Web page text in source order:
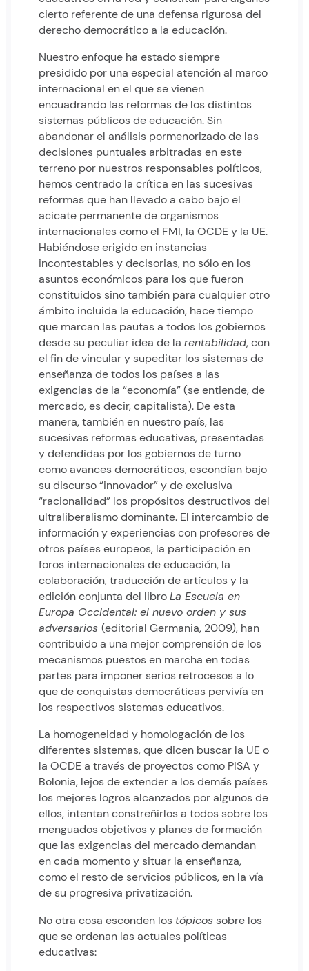
cierto referente de una defensa rigurosa del
derecho democrático a la educación.
Nuestro enfoque ha estado siempre
presidido por una especial atención al marco
internacional en el que se vienen
encuadrando las reformas de los distintos
sistemas públicos de educación. Sin
abandonar el análisis pormenorizado de las
decisiones puntuales arbitradas en este
terreno por nuestros responsables políticos,
hemos centrado la crítica en las sucesivas
reformas que han llevado a cabo bajo el
acicate permanente de organismos
internacionales como el FMI, la OCDE y la UE.
Habiéndose erigido en instancias
incontestables y decisorias, no sólo en los
asuntos económicos para los que fueron
constituidos sino también para cualquier otro
ámbito incluida la educación, hace tiempo
que marcan las pautas a todos los gobiernos
desde su peculiar idea de la rentabilidad, con
el fin de vincular y supeditar los sistemas de
enseñanza de todos los países a las
exigencias de la “economía” (se entiende, de
mercado, es decir, capitalista). De esta
manera, también en nuestro país, las
sucesivas reformas educativas, presentadas
y defendidas por los gobiernos de turno
como avances democráticos, escondían bajo
su discurso “innovador” y de exclusiva
“racionalidad” los propósitos destructivos del
ultraliberalismo dominante. El intercambio de
información y experiencias con profesores de
otros países europeos, la participación en
foros internacionales de educación, la
colaboración, traducción de artículos y la
edición conjunta del libroLa Escuela en
Europa Occidental: el nuevo orden y sus
adversarios (editorial Germania, 2009), han
contribuido a una mejor comprensión de los
mecanismos puestos en marcha en todas
partes para imponer serios retrocesos a lo
que de conquistas democráticas pervivía en
los respectivos sistemas educativos.
La homogeneidad y homologación de los
diferentes sistemas, que dicen buscar la UE o
la OCDE a través de proyectos como PISA y
Bolonia, lejos de extender a los demás países
los mejores logros alcanzados por algunos de
ellos, intentan constreñirlos a todos sobre los
menguados objetivos y planes de formación
que las exigencias del mercado demandan
en cada momento y situar la enseñanza,
como el resto de servicios públicos, en la vía
de su progresiva privatización.
No otra cosa esconden los tópicossobre los
que se ordenan las actuales políticas
educativas: